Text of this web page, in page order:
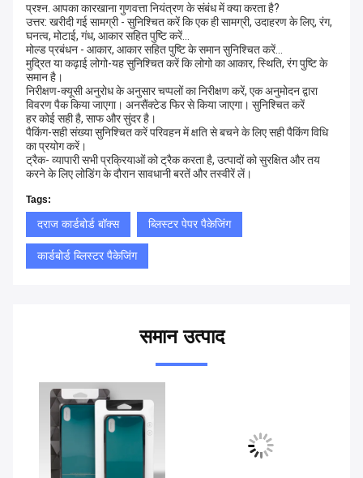
प्रश्न. आपका कारखाना गुणवत्ता नियंत्रण के संबंध में क्या करता है?
उत्तर: खरीदी गई सामग्री - सुनिश्चित करें कि एक ही सामग्री, उदाहरण के लिए, रंग,
घनत्व, मोटाई, गंध, आकार सहित पुष्टि करें...
मोल्ड प्रबंधन - आकार, आकार सहित पुष्टि के समान सुनिश्चित करें...
मुद्रित या कढ़ाई लोगो-यह सुनिश्चित करें कि लोगो का आकार, स्थिति, रंग पुष्टि के
समान है।
निरीक्षण-क्यूसी अनुरोध के अनुसार चप्पलों का निरीक्षण करें, एक अनुमोदन द्वारा
विवरण पैक किया जाएगा। अनसैंक्टेड फिर से किया जाएगा। सुनिश्चित करें
हर कोई सही है, साफ और सुंदर है।
पैकिंग-सही संख्या सुनिश्चित करें परिवहन में क्षति से बचने के लिए सही पैकिंग विधि
का प्रयोग करें।
ट्रैक- व्यापारी सभी प्रक्रियाओं को ट्रैक करता है, उत्पादों को सुरक्षित और तय
करने के लिए लोडिंग के दौरान सावधानी बरतें और तस्वीरें लें।
Tags:
दराज कार्डबोर्ड बॉक्स ब्लिस्टर पेपर पैकेजिंग
कार्डबोर्ड ब्लिस्टर पैकेजिंग
समान उत्पाद